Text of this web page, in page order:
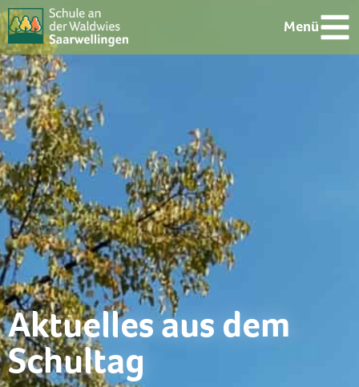
Menü
Aktuelles aus dem
Schultag​